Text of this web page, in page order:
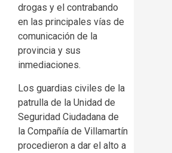
drogas y el contrabando
en las principales vías de
comunicación de la
provincia y sus
inmediaciones.
Los guardias civiles de la
patrulla de la Unidad de
Seguridad Ciudadana de
la Compañía de Villamartín
procedieron a dar el alto a